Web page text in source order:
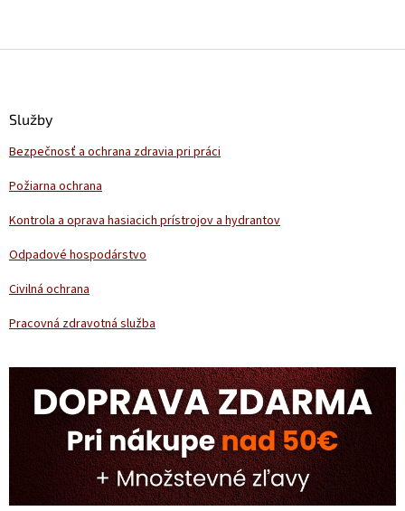
Služby
Bezpečnosť a ochrana zdravia pri práci
Požiarna ochrana
Kontrola a oprava hasiacich prístrojov a hydrantov
Odpadové hospodárstvo
Civilná ochrana
Pracovná zdravotná služba